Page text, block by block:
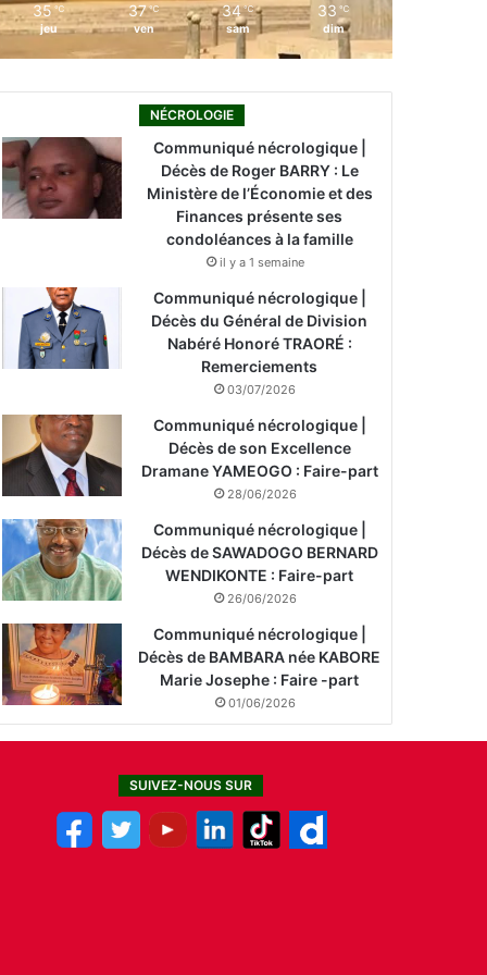
35 ℃
jeu
37 ℃
ven
34 ℃
sam
33 ℃
dim
NÉCROLOGIE
Communiqué nécrologique |
Décès de Roger BARRY : Le
Ministère de l’Économie et des
Finances présente ses
condoléances à la famille
il y a 1 semaine
Communiqué nécrologique |
Décès du Général de Division
Nabéré Honoré TRAORÉ :
Remerciements
03/07/2026
Communiqué nécrologique |
Décès de son Excellence
Dramane YAMEOGO : Faire-part
28/06/2026
Communiqué nécrologique |
Décès de SAWADOGO BERNARD
WENDIKONTE : Faire-part
26/06/2026
Communiqué nécrologique |
Décès de BAMBARA née KABORE
Marie Josephe : Faire -part
01/06/2026
SUIVEZ-NOUS SUR